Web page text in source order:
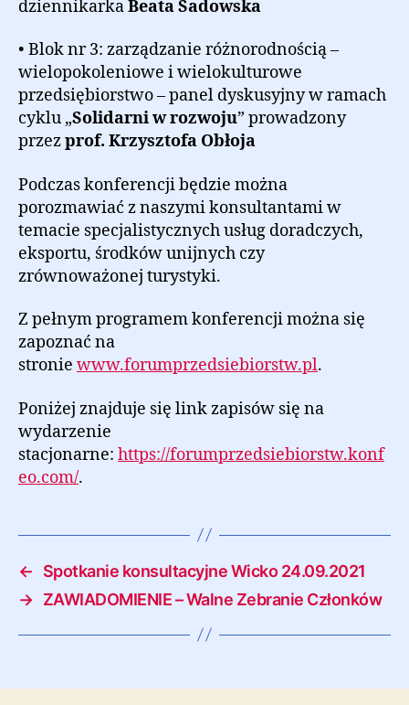
dziennikarkaBeata Sadowska
• Blok nr 3: zarządzanie różnorodnością –
wielopokoleniowe i wielokulturowe
przedsiębiorstwo – panel dyskusyjny w ramach
cyklu „Solidarni w rozwoju” prowadzony
przezprof. Krzysztofa Obłoja
Podczas konferencji będzie można
porozmawiać z naszymi konsultantami w
temacie specjalistycznych usług doradczych,
eksportu, środków unijnych czy
zrównoważonej turystyki.
Z pełnym programem konferencji można się
zapoznać na
stronie www.forumprzedsiebiorstw.pl.
Poniżej znajduje się link zapisów się na
wydarzenie
stacjonarne: https://forumprzedsiebiorstw.konf
eo.com/.
←
Spotkanie konsultacyjne Wicko 24.09.2021
→ ZAWIADOMIENIE – Walne Zebranie Członków